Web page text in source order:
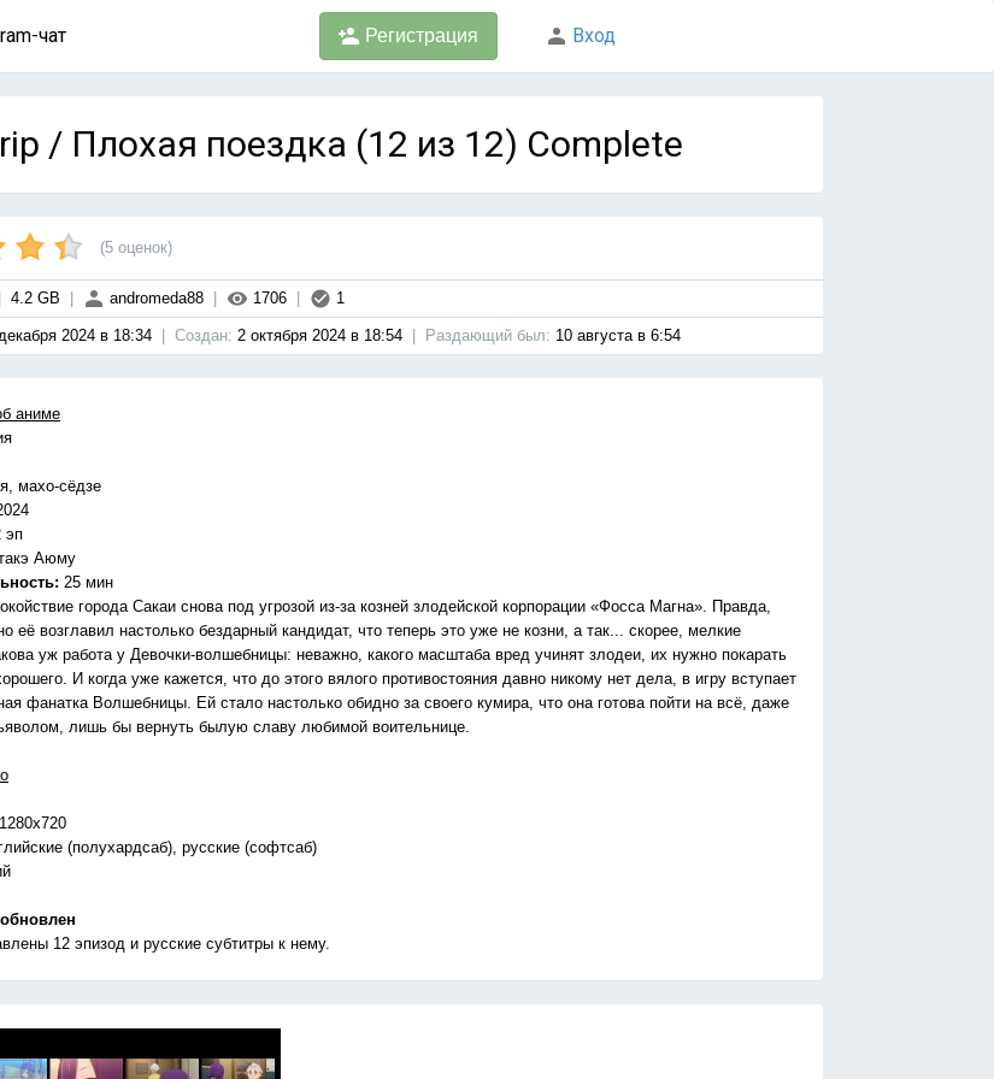
чат Регистрация Вход
/ Плохая поездка (12 из 12) Complete
(5 оценок)
4.2 GB andromeda88 1706 1
2024 в 18:34 Cоздан: 2 октября 2024 в 18:54 Раздающий был: 10 августа в 6:54
аниме
махо-сёдзе
эп
Аюму
25 мин
города Сакаи снова под угрозой из-за козней злодейской корпорации «Фосса Магна». Правда,
её возглавил настолько бездарный кандидат, что теперь это уже не козни, а так... скорее, мелкие
уж работа у Девочки-волшебницы: неважно, какого масштаба вред учинят злодеи, их нужно покарать
И когда уже кажется, что до этого вялого противостояния давно никому нет дела, в игру вступает
фанатка Волшебницы. Ей стало настолько обидно за своего кумира, что она готова пойти на всё, даже
лишь бы вернуть былую славу любимой воительнице.
1280x720
(полухардсаб), русские (софтсаб)
12 эпизод и русские субтитры к нему.